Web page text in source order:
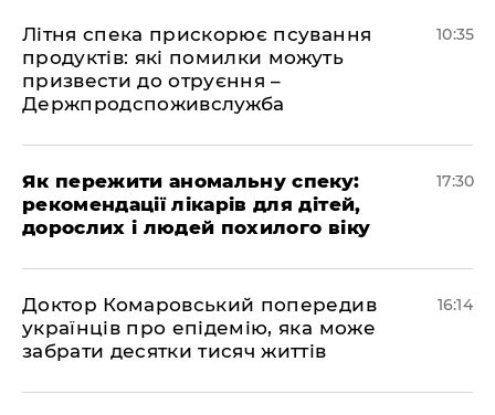
Літня спека прискорює псування
продуктів: які помилки можуть
призвести до отруєння –
Держпродспоживслужба
10:35
Як пережити аномальну спеку:
рекомендації лікарів для дітей,
дорослих і людей похилого віку
17:30
Доктор Комаровський попередив
українців про епідемію, яка може
забрати десятки тисяч життів
16:14